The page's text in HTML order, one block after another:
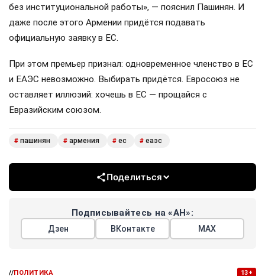
без институциональной работы», — пояснил Пашинян. И
даже после этого Армении придётся подавать
официальную заявку в ЕС.
При этом премьер признал: одновременное членство в ЕС
и ЕАЭС невозможно. Выбирать придётся. Евросоюз не
оставляет иллюзий: хочешь в ЕС — прощайся с
Евразийским союзом.
# пашинян # армения # ес # еаэс
Поделиться
Подписывайтесь на «АН»:
Дзен ВКонтакте МАХ
//ПОЛИТИКА 13+